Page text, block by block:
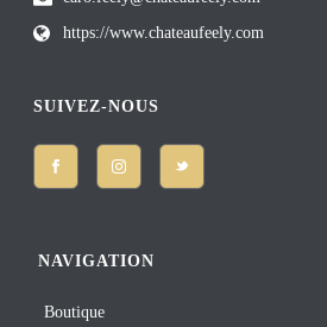
https://www.chateaufeely.com
SUIVEZ-NOUS
NAVIGATION
Boutique